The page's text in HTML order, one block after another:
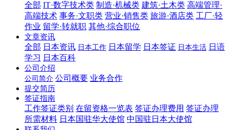
全部 IT·数字技术类 制造·机械类 建筑·土木类 高端管理·
高端技术 事务·文职类 营业·销售类 旅游·酒店类 工厂·轻
作业 留学·转就职 其他·综合职位
文章资讯
全部 日本资讯 日本工作 日本留学 日本签证 日本生活 日语
学习 日本百科
公司介绍
公司简介 公司概要 业务合作
提交简历
签证指南
工作签证类别 在留资格一览表 签证办理费用 签证办理
所需材料 日本国驻华大使馆 中国驻日本大使馆